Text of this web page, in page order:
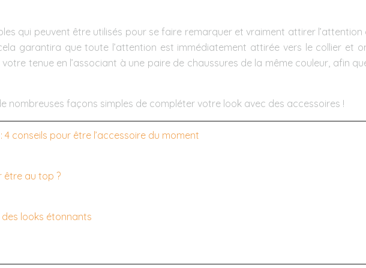
qui peuvent être utilisés pour se faire remarquer et vraiment attirer
garantira que toute l’attention est immédiatement attirée vers le collier et
tenue en l’associant à une paire de chaussures de la même couleur, afin
nombreuses façons simples de compléter votre look avec des accessoires !
conseils pour être l’accessoire du moment
être au top ?
looks étonnants